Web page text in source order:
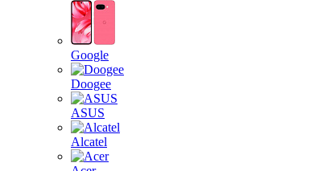
Google
Doogee
ASUS
Alcatel